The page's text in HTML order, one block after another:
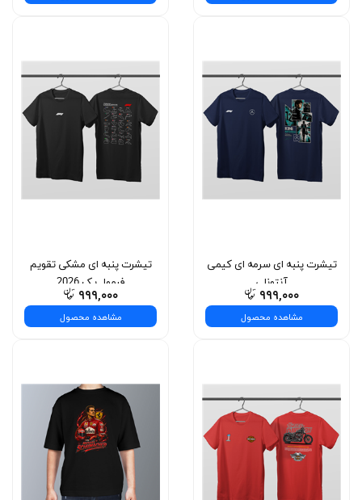
تیشرت پنبه ای مشکی تقویم
فرمول یک 2026
۹۹۹,۰۰۰
مشاهده محصول
تیشرت پنبه ای سرمه ای کیمی
آنتونلی
۹۹۹,۰۰۰
مشاهده محصول